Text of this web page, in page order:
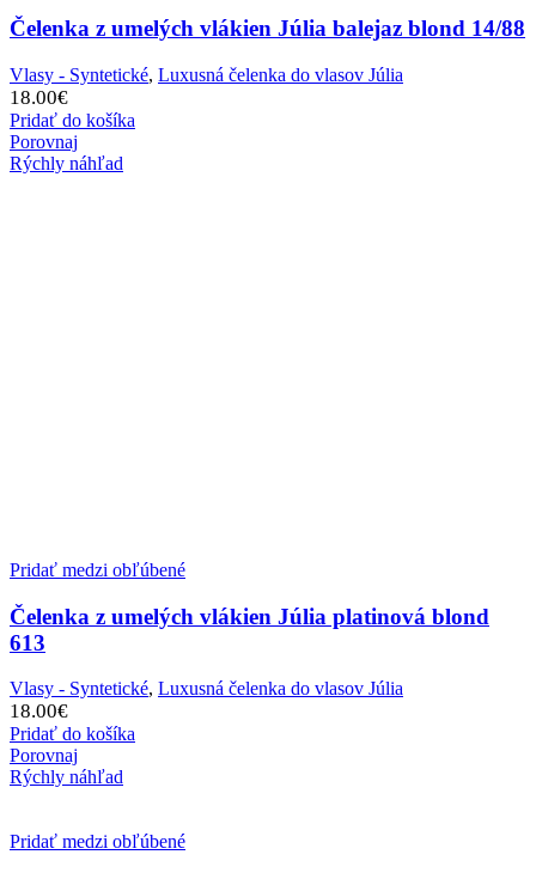
Čelenka z umelých vlákien Júlia balejaz blond 14/88
Vlasy - Syntetické, Luxusná čelenka do vlasov Júlia
18.00€
Pridať do košíka
Porovnaj
Rýchly náhľad
Pridať medzi obľúbené
Čelenka z umelých vlákien Júlia platinová blond
613
Vlasy - Syntetické, Luxusná čelenka do vlasov Júlia
18.00€
Pridať do košíka
Porovnaj
Rýchly náhľad
Pridať medzi obľúbené